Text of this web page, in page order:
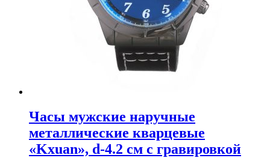
Часы мужские наручные
металлические кварцевые
«Kxuan», d-4.2 см с гравировкой